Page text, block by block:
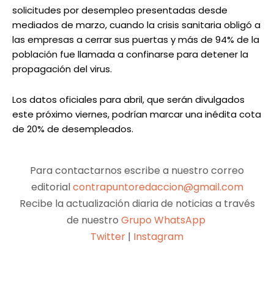
solicitudes por desempleo presentadas desde
mediados de marzo, cuando la crisis sanitaria obligó a
las empresas a cerrar sus puertas y más de 94% de la
población fue llamada a confinarse para detener la
propagación del virus.
Los datos oficiales para abril, que serán divulgados
este próximo viernes, podrían marcar una inédita cota
de 20% de desempleados.
Para contactarnos escribe a nuestro correo
editorialcontrapuntoredaccion@gmail.com
Recibe la actualización diaria de noticias a través
de nuestro Grupo WhatsApp
Twitter | Instagram